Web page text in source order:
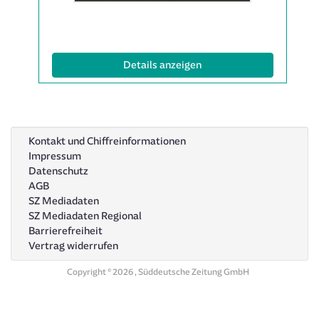
|
Info:
Details anzeigen(ID: 1997079)
Kontakt und Chiffreinformationen
Impressum
Datenschutz
AGB
SZ Mediadaten
SZ Mediadaten Regional
Barrierefreiheit
Vertrag widerrufen
Copyright © 2026 , Süddeutsche Zeitung GmbH